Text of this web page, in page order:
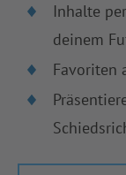
Inhalte
deinem
Favoriten